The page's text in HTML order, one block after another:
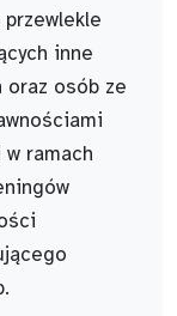
inne
oraz osób ze
w ramach